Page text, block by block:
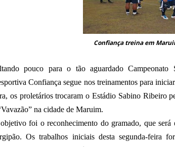
Confiança treina em
pouco para o tão aguardado
Confiança segue nos treinamentos para
os proletários trocaram o Estádio Sabino Ribeiro
na cidade de Maruim.
foi o reconhecimento do gramado, que
Os trabalhos iniciais desta segunda-feira